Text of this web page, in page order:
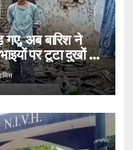
गए, अब बारिश ने
पर टूटा दुखों का